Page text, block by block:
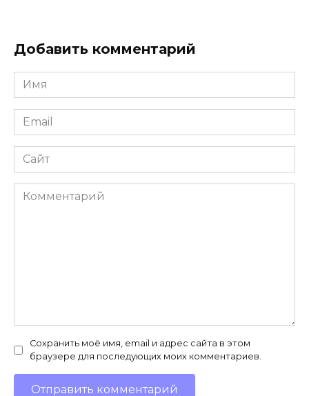
Добавить комментарий
Имя
*
Email
*
Сайт
Комментарий
Сохранить моё имя, email и адрес сайта в этом
браузере для последующих моих комментариев.